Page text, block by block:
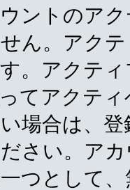
ントのア
ん。アク
。アクテ
てアクテ
場合は、
さい。ア
つとして